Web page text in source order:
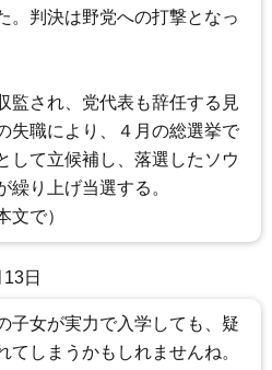
。判決は野党への打撃となっ
監され、党代表も辞任する見
失職により、４月の総選挙で
して立候補し、落選したソウ
繰り上げ当選する。
で）
日
子女が実力で入学しても、疑
てしまうかもしれませんね。